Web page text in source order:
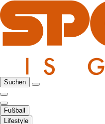
Suchen
Fußball
Lifestyle